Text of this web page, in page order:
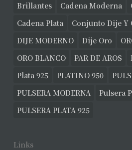
Brillantes
Cadena Moderna
Cadena Plata
Conjunto Dije Y
DIJE MODERNO
Dije Oro
ORO BLANCO
PAR DE AROS
Plata 925
PLATINO 950
PULSERA MODERNA
Pulsera
PULSERA PLATA 925
Links